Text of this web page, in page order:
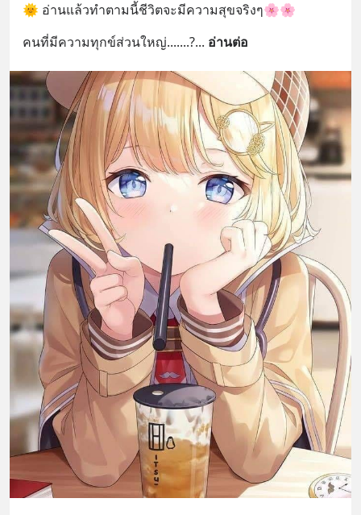
🌞 อ่านแล้วทำตามนี้ชีวิตจะมีความสุขจริงๆ🌸🌸
คนที่มีความทุกข์ส่วนใหญ่.......?... อ่านต่อ